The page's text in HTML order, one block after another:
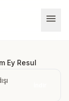
menu
Ey Resul